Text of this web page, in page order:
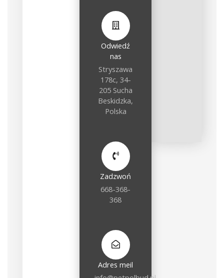
Odwiedź
nas
Stryszawa
178c, 34-
205 Sucha
Beskidzka,
Polska
Zadzwoń
668-368-
368
Adres meil